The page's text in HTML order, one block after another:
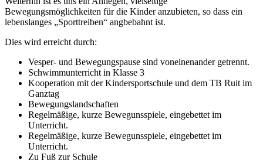
Bewegungsmöglichkeiten für die Kinder anzubieten, so dass ein
lebenslanges „Sporttreiben“ angbebahnt ist.
Dies wird erreicht durch:
Vesper- und Bewegungspause sind voneinenander getrennt.
Schwimmunterricht in Klasse 3
Kooperation mit der Kindersportschule und dem TB Ruit im
Ganztag
Bewegungslandschaften
Regelmäßige, kurze Bewegunsspiele, eingebettet im
Unterricht.
Regelmäßige, kurze Bewegunsspiele, eingebettet im
Unterricht.
Zu Fuß zur Schule